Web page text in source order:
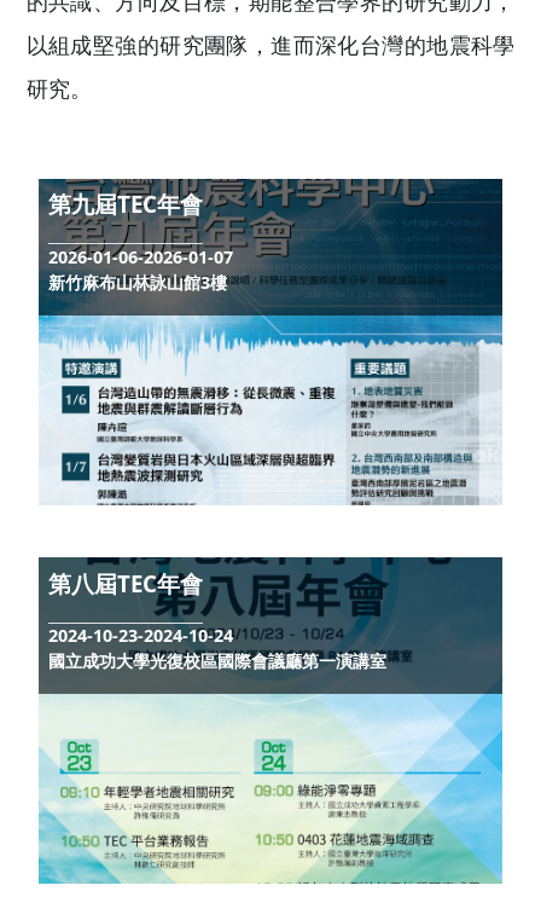
學的現況，藉此提供大家一個學術平台來討論
以組成堅強的研究團隊，進而深化台灣的地震
研究。
第九屆TEC年會
2026-01-06-2026-01-07
新竹麻布山林詠山館3樓
第八屆TEC年會
2024-10-23-2024-10-24
國立成功大學光復校區國際會議廳第一演講室